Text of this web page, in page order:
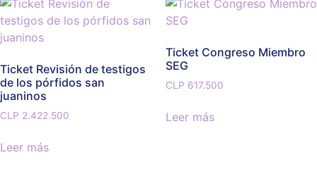
Ticket Revisión de testigos
de los pórfidos san
juaninos
CLP 2.422.500
Leer más
Ticket Congreso Miembro
SEG
CLP 617.500
Leer más